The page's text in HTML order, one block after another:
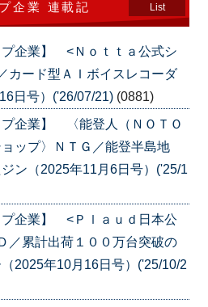
企業 連載記
List
プ企業】 <Ｎｏｔｔａ公式シ
ード型ＡＩボイスレコーダ
日号）('26/07/21) (0881)
プ企業】 〈能登人（ＮＯＴＯ
ップ〉ＮＴＧ／能登半島地
ン（2025年11月6日号）('25/1
プ企業】 <Ｐｌａｕｄ日本公
累計出荷１００万台突破の
2025年10月16日号）('25/10/2